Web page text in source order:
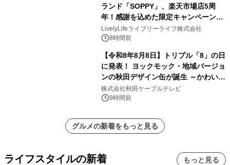
ランド「SOPPY」、楽天市場店5周
年！感謝を込めた限定キャンペーンを
8月10日より開催
LivelyLifeライブリーライフ株式会社
8時間前
【令和8年8月8日】トリプル「8」の日
に発表！ ヨックモック・地域バージョ
ンの秋田デザイン缶が誕生 ～かわいい
秋田犬の子犬と秋田の四季と名所を巡
るパッケージ～ 9月1日(火)秋田県内で
株式会社秋田ケーブルテレビ
9時間前
グルメの新着をもっと見る
ライフスタイルの新着 もっと見る